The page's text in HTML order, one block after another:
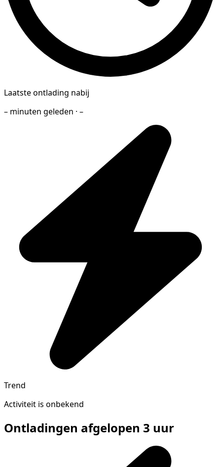
Laatste ontlading nabij
– minuten geleden · –
Trend
Activiteit is onbekend
Ontladingen afgelopen 3 uur